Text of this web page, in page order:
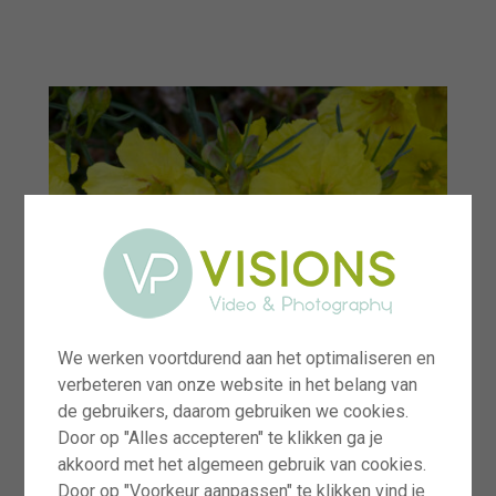
We werken voortdurend aan het optimaliseren en
verbeteren van onze website in het belang van
de gebruikers, daarom gebruiken we cookies.
Door op "Alles accepteren" te klikken ga je
akkoord met het algemeen gebruik van cookies.
Door op "Voorkeur aanpassen" te klikken vind je